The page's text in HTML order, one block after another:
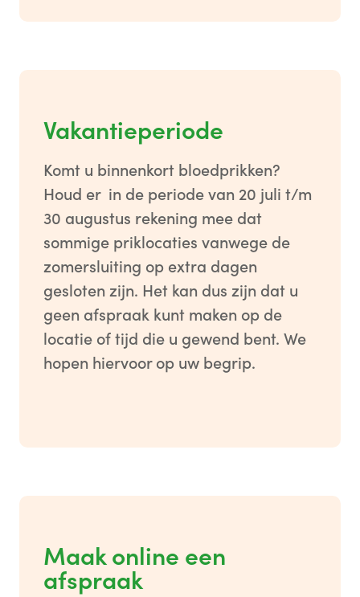
Vakantieperiode
Komt u binnenkort bloedprikken?
Houd er in de periode van 20 juli t/m
30 augustus rekening mee dat
sommige priklocaties vanwege de
zomersluiting op extra dagen
gesloten zijn. Het kan dus zijn dat u
geen afspraak kunt maken op de
locatie of tijd die u gewend bent. We
hopen hiervoor op uw begrip.
Maak online een
afspraak